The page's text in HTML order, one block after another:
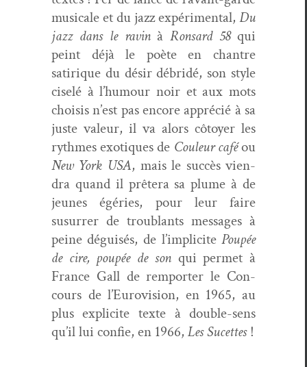
musi­cale et du jazz expéri­men­tal,Du
jazz dans le ravinàRon­sard 58qui
peint déjà le poète en chantre
satirique du désir débridé, son style
ciselé à l’humour noir et aux mots
choi­sis n’est pas encore appré­cié à sa
juste valeur, il va alors côtoy­er les
rythmes exo­tiques de Couleur caféou
New York USA, mais le suc­cès vien­
dra quand il prêtera sa plume à de
jeunes égéries, pour leur faire
susurrer de trou­blants mes­sages à
peine déguisés, de l’implicitePoupée
de cire, poupée de sonqui per­met à
France Gall de rem­porter le Con­
cours de l’Eurovision, en 1965, au
plus explicite texte à dou­ble-sens
qu’il lui con­fie, en 1966, Les Sucettes!